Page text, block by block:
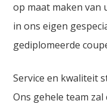
op maat maken
in ons eigen
gediplomeerde
Service en kwaliteit
Ons gehele team